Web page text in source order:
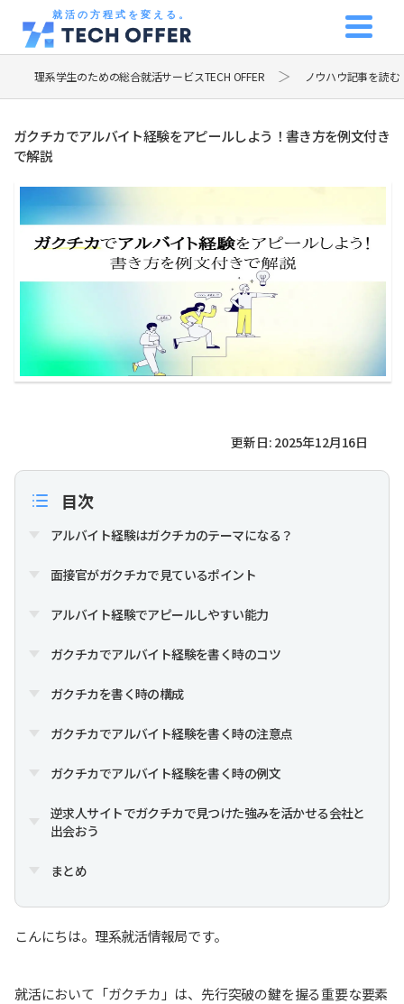
就活の方程式を変える。
理系学生のための総合就活サービスTECH OFFER ノウハウ記事を読む
ガクチカでアルバイト経験をアピールしよう！書き方を例文付き
で解説
更新日: 2025年12月16日
目次
アルバイト経験はガクチカのテーマになる？
面接官がガクチカで見ているポイント
アルバイト経験でアピールしやすい能力
ガクチカでアルバイト経験を書く時のコツ
ガクチカを書く時の構成
ガクチカでアルバイト経験を書く時の注意点
ガクチカでアルバイト経験を書く時の例文
逆求人サイトでガクチカで見つけた強みを活かせる会社と
出会おう
まとめ
こんにちは。理系就活情報局です。
就活において「ガクチカ」は、先行突破の鍵を握る重要な要素